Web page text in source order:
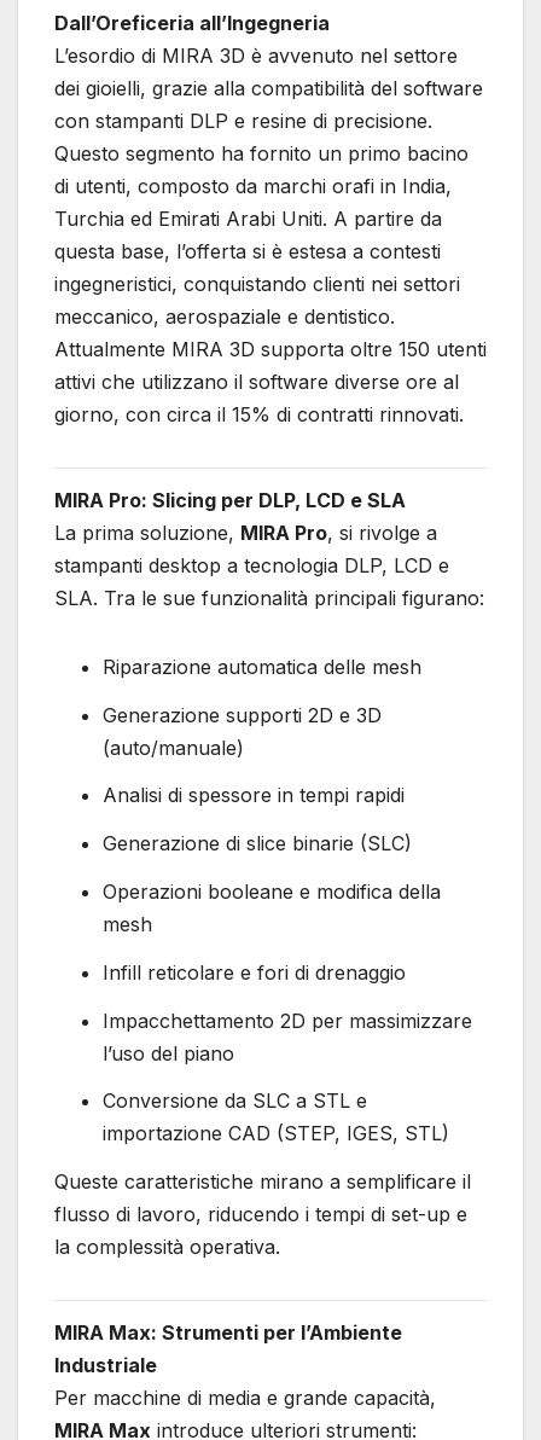
Dall’Oreficeria all’Ingegneria
L’esordio di MIRA 3D è avvenuto nel settore
dei gioielli, grazie alla compatibilità del software
con stampanti DLP e resine di precisione.
Questo segmento ha fornito un primo bacino
di utenti, composto da marchi orafi in India,
Turchia ed Emirati Arabi Uniti. A partire da
questa base, l’offerta si è estesa a contesti
ingegneristici, conquistando clienti nei settori
meccanico, aerospaziale e dentistico.
Attualmente MIRA 3D supporta oltre 150 utenti
attivi che utilizzano il software diverse ore al
giorno, con circa il 15% di contratti rinnovati.
MIRA Pro: Slicing per DLP, LCD e SLA
La prima soluzione, MIRA Pro, si rivolge a
stampanti desktop a tecnologia DLP, LCD e
SLA. Tra le sue funzionalità principali figurano:
Riparazione automatica delle mesh
Generazione supporti 2D e 3D
(auto/manuale)
Analisi di spessore in tempi rapidi
Generazione di slice binarie (SLC)
Operazioni booleane e modifica della
mesh
Infill reticolare e fori di drenaggio
Impacchettamento 2D per massimizzare
l’uso del piano
Conversione da SLC a STL e
importazione CAD (STEP, IGES, STL)
Queste caratteristiche mirano a semplificare il
flusso di lavoro, riducendo i tempi di set-up e
la complessità operativa.
MIRA Max: Strumenti per l’Ambiente
Industriale
Per macchine di media e grande capacità,
MIRA Max introduce ulteriori strumenti: